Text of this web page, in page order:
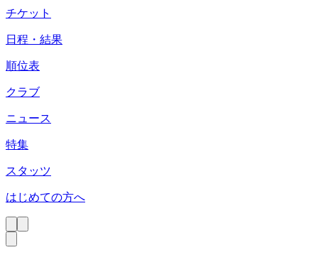
チケット
日程・結果
順位表
クラブ
ニュース
特集
スタッツ
はじめての方へ